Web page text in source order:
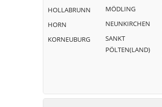
HOLLABRUNN
HORN
KORNEUBURG
MÖDLING
NEUNKIRCHEN
SANKT
PÖLTEN(LAND)